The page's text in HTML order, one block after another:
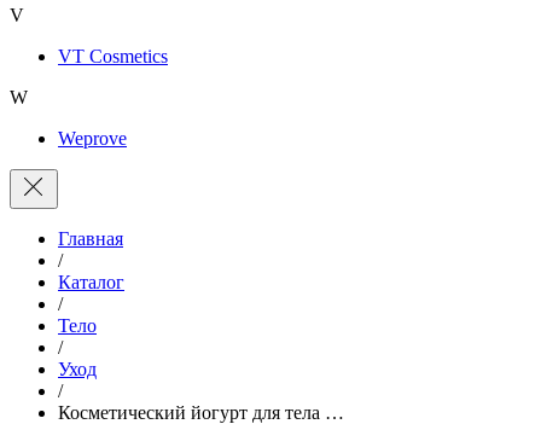
V
VT Cosmetics
W
Weprove
Главная
/
Каталог
/
Тело
/
Уход
/
Косметический йогурт для тела …